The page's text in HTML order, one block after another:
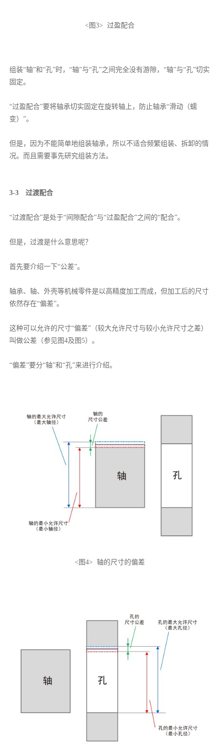
<图3> 过盈配合
组装“轴”和“孔”时，“轴”与“孔”之间完全没有游隙，“轴”与“孔”切实
固定。
“过盈配合”要将轴承切实固定在旋转轴上，防止轴承“滑动（蠕
变）”。
但是，因为不能简单地组装轴承，所以不适合频繁组装、拆卸的情
况。而且需要事先研究组装方法。
3-3 过渡配合
“过渡配合”是处于“间隙配合”与“过盈配合”之间的“配合”。
但是，过渡是什么意思呢？
首先要介绍一下“公差”。
轴承、轴、外壳等机械零件是以高精度加工而成，但加工后的尺寸
依然存在“偏差”。
这种可以允许的尺寸“偏差”（较大允许尺寸与较小允许尺寸之差）
叫做公差（参见图4及图5）。
“偏差”要分“轴”和“孔”来进行介绍。
<图4> 轴的尺寸的偏差